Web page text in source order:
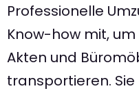
Professionelle
Know-how mit,
Akten und
transportieren.